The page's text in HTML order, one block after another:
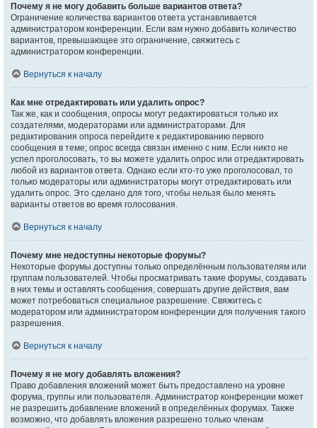
Почему я не могу добавить больше вариантов ответа?
Ограничение количества вариантов ответа устанавливается
администратором конференции. Если вам нужно добавить количество
вариантов, превышающее это ограничение, свяжитесь с
администратором конференции.
Вернуться к началу
Как мне отредактировать или удалить опрос?
Так же, как и сообщения, опросы могут редактироваться только их
создателями, модераторами или администраторами. Для
редактирования опроса перейдите к редактированию первого
сообщения в теме; опрос всегда связан именно с ним. Если никто не
успел проголосовать, то вы можете удалить опрос или отредактировать
любой из вариантов ответа. Однако если кто-то уже проголосовал, то
только модераторы или администраторы могут отредактировать или
удалить опрос. Это сделано для того, чтобы нельзя было менять
варианты ответов во время голосования.
Вернуться к началу
Почему мне недоступны некоторые форумы?
Некоторые форумы доступны только определённым пользователям или
группам пользователей. Чтобы просматривать такие форумы, создавать
в них темы и оставлять сообщения, совершать другие действия, вам
может потребоваться специальное разрешение. Свяжитесь с
модератором или администратором конференции для получения такого
разрешения.
Вернуться к началу
Почему я не могу добавлять вложения?
Право добавления вложений может быть предоставлено на уровне
форума, группы или пользователя. Администратор конференции может
не разрешить добавление вложений в определённых форумах. Также
возможно, что добавлять вложения разрешено только членам